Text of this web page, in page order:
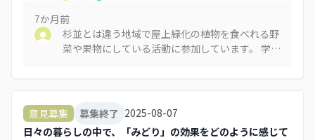
7か月前
杉並とは違う地域で屋上緑化の植物を食べれる野
菜や果物にしている活動に参加しています。 学校
す。また、初心者にも野菜を育てる方法などの勉
強にもなります。そのような場所が増えてくると
良いなぁと思っております。
意見募集 募集終了 2025-08-07
日々の暮らしの中で、「みどり」の効果をどのように感じて